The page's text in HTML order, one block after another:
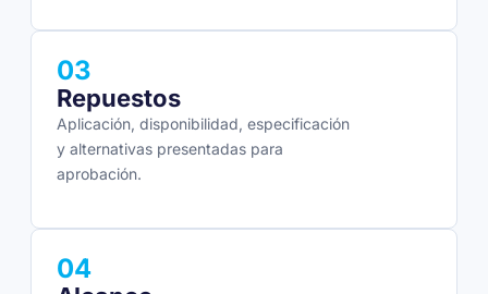
03
Repuestos
Aplicación, disponibilidad, especificación
y alternativas presentadas para
aprobación.
04